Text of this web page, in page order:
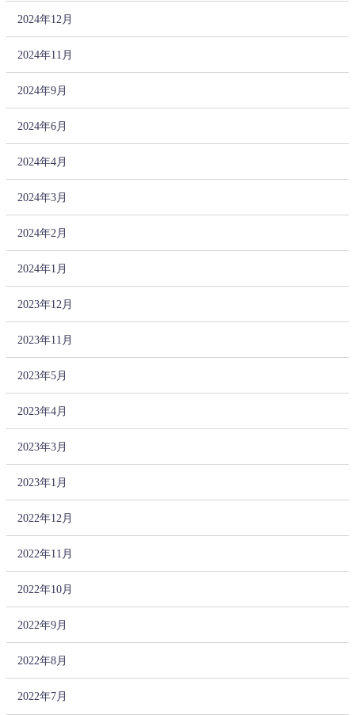
2024年12月
2024年11月
2024年9月
2024年6月
2024年4月
2024年3月
2024年2月
2024年1月
2023年12月
2023年11月
2023年5月
2023年4月
2023年3月
2023年1月
2022年12月
2022年11月
2022年10月
2022年9月
2022年8月
2022年7月